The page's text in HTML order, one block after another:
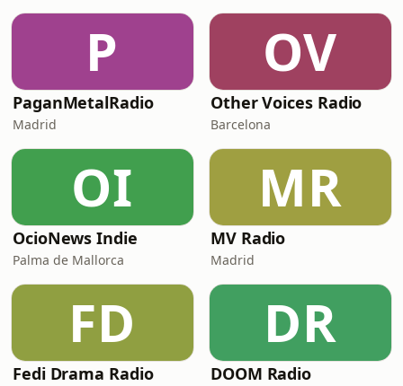
P
PaganMetalRadio
Madrid
OV
Other Voices Radio
Barcelona
OI
OcioNews Indie
Palma de Mallorca
MR
MV Radio
Madrid
FD
Fedi Drama Radio
DR
DOOM Radio